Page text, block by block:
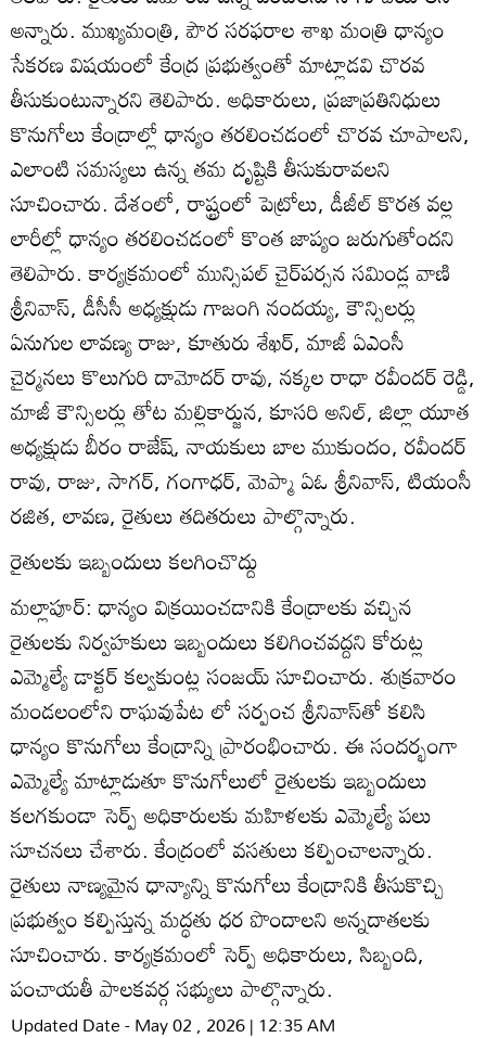
అన్నారు. ముఖ్యమంత్రి, పౌర సరఫరాల శాఖ మంత్రి ధాన్యం
సేకరణ విషయంలో కేంద్ర ప్రభుత్వంతో మాట్లాడవి చొరవ
తీసుకుంటున్నారని తెలిపారు. అధికారులు, ప్రజాప్రతినిధులు
కొనుగోలు కేంద్రాల్లో ధాన్యం తరలించడంలో చొరవ చూపాలని,
ఎలాంటి సమస్యలు ఉన్న తమ దృష్టికి తీసుకురావలని
సూచించారు. దేశంలో, రాష్ట్రంలో పెట్రోలు, డీజీల్‌ కొరత వల్ల
లారీల్లో ధాన్యం తరలించడంలో కొంత జాప్యం జరుగుతోందని
తెలిపారు. కార్యక్రమంలో మున్సిపల్‌ చైర్‌పర్సన సమిండ్ల వాణి
శ్రీనివాస్‌, డీసీసీ అధ్యక్షుడు గాజంగి నందయ్య, కౌన్సిలర్లు
ఏనుగుల లావణ్య రాజు, కూతురు శేఖర్‌, మాజీ ఏఎంసీ
చైర్మనలు కొలుగురి దామోదర్‌ రావు, నక్కల రాధా రవీందర్‌ రెడ్డి,
మాజీ కౌన్సిలర్లు తోట మల్లికార్జున, కూసరి అనిల్‌, జిల్లా యూత
అధ్యక్షుడు బీరం రాజేష్‌, నాయకులు బాల ముకుందం, రవీందర్‌
రావు, రాజు, సాగర్‌, గంగాధర్‌, మెప్మా ఏఓ శ్రీనివాస్‌, టియంసీ
రజిత, లావణ, రైతులు తదితరులు పాల్గొన్నారు.
రైతులకు ఇబ్బందులు కలగించొద్దు
మల్లాపూర్‌: ధాన్యం విక్రయించడానికి కేంద్రాలకు వచ్చిన
రైతులకు నిర్వహకులు ఇబ్బందులు కలిగించవద్దని కోరుట్ల
ఎమ్మెల్యే డాక్టర్‌ కల్వకుంట్ల సంజయ్‌ సూచించారు. శుక్రవారం
మండలంలోని రాఘవుపేట లో సర్పంచ శ్రీనివాస్‌తో కలిసి
ధాన్యం కొనుగోలు కేంద్రాన్ని ప్రారంభించారు. ఈ సందర్భంగా
ఎమ్మెల్యే మాట్లాడుతూ కొనుగోలులో రైతులకు ఇబ్బందులు
కలగకుండా సెర్ప్‌ అధికారులకు మహిళలకు ఎమ్మెల్యే పలు
సూచనలు చేశారు. కేంద్రంలో వసతులు కల్పించాలన్నారు.
రైతులు నాణ్యమైన ధాన్యాన్ని కొనుగోలు కేంద్రానికి తీసుకొచ్చి
ప్రభుత్వం కల్పిస్తున్న మద్ధతు ధర పొందాలని అన్నదాతలకు
సూచించారు. కార్యక్రమంలో సెర్ప్‌ అధికారులు, సిబ్బంది,
పంచాయతీ పాలకవర్గ సభ్యులు పాల్గొన్నారు.
Updated Date - May 02 , 2026 | 12:35 AM